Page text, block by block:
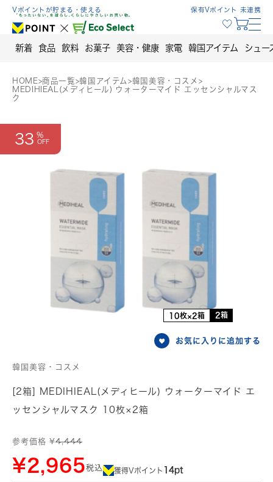
Skip
content
Vポイントが貯まる・使える 保有Vポイント 未連携
新着 食品 飲料 お菓子 美容・健康 家電 韓国アイテム シュー
HOME>商品一覧>韓国アイテム>韓国美容・コスメ >
MEDIHIEAL(メディヒール) ウォーターマイド エッセンシャルマス
ク
33
10枚×2箱 2箱
お気に入りに追加する
韓国美容・コスメ
[2箱] MEDIHIEAL(メディヒール) ウォーターマイド エ
ッセンシャルマスク 10枚×2箱
参考価格 ¥4,444
¥2,965税込 獲得Vポイント 14pt